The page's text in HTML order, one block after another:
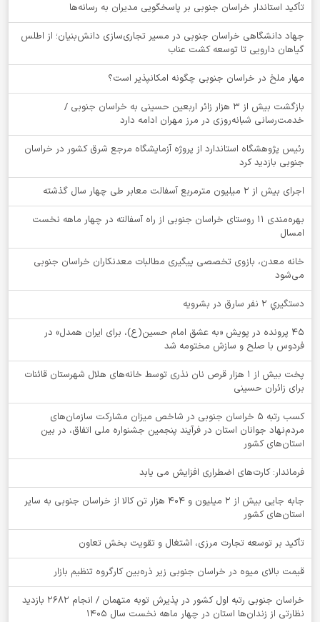
تأکید استاندار خراسان جنوبی بر پاسخگویی مدیران به رسانه‌ها
جهاد دانشگاهی خراسان جنوبی در مسیر تجاری‌سازی دانش‌بنیان؛ از اطلس
گیاهان دارویی تا توسعه کشت عناب
‌مهار ملخ در خراسان جنوبی چگونه امکانپذیر است؟
بازگشت بیش از ۳ هزار زائر اربعین حسینی به خراسان جنوبی /
خدمت‌رسانی شبانه‌روزی در مرز مهران ادامه دارد
رئیس پژوهشگاه استاندارد از پروژه آزمایشگاه مرجع شرق کشور در خراسان
جنوبی بازدید کرد
اجرای بیش از ۲ میلیون مترمربع آسفالت معابر طی چهار سال گذشته
بهره‌مندی ۱۱ روستای خراسان جنوبی از راه آسفالته در چهار ماهه نخست
امسال
خانه معدن، بازوی تخصصی پیگیری مطالبات معدنکاران خراسان جنوبی
می‌شود
دستگيري 2 نفر سارق در بشرويه
۴۵ پرونده در پویش «به عشق امام حسین(ع)، برای ایران همدل» در
فردوس با صلح و سازش مختومه شد
پخت بیش از 1 هزار قرص نان نذری توسط خانه‌های هلال شهرستان قائنات
برای زائران حسینی
کسب رتبه ۵ خراسان جنوبی در شاخص میزان مشارکت سازمان‌های
مردم‌نهاد جوانان استان در فرآیند پنجمین جشنواره ملی اتفاق، در بین
استان‌های کشور
فرماندار: کارت‌های اضطراری افزایش می یابد
جابه جایی بیش از 2 میلیون و 404 هزار تن کالا از خراسان جنوبی به سایر
استان‌های کشور
تأکید بر توسعه تجارت مرزی، اشتغال و تقویت بخش تعاون
قیمت بالای میوه در خراسان جنوبی زیر ذره‌بین کارگروه تنظیم بازار
خراسان جنوبی رتبه اول کشور در پذیرش توبه متهمان / انجام ۲۶۸۲ بازدید
نظارتی از زندان‌ها استان در چهار ماهه نخست سال 1405